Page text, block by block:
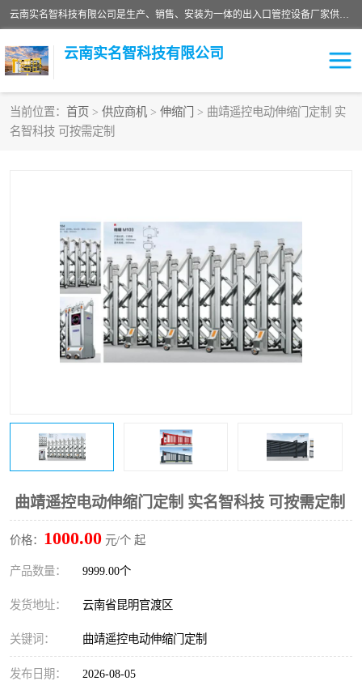
云南实名智科技有限公司是生产、销售、安装为一体的出入口管控设备厂家供应商。主营:电动伸缩门、道闸、广告道闸、重型空降闸、车牌识别、门禁通道、升降柱、岗亭、旗杆等智能设备。主营产品: 电动伸缩门,道闸门禁,车牌识别 生产、销售、安装为一体的出入口管控设备厂家源头供应商。
云南实名智科技有限公司
当前位置： 首页 > 供应商机 > 伸缩门
> 曲靖遥控电动伸缩门定制 实
名智科技 可按需定制
曲靖遥控电动伸缩门定制 实名智科技 可按需定制
价格： 1000.00 元/个 起
产品数量： 9999.00个
发货地址： 云南省昆明官渡区
关键词： 曲靖遥控电动伸缩门定制
发布日期： 2026-08-05
车牌识别门系列
升降门系列 通道闸系列
小门系列 伸缩门